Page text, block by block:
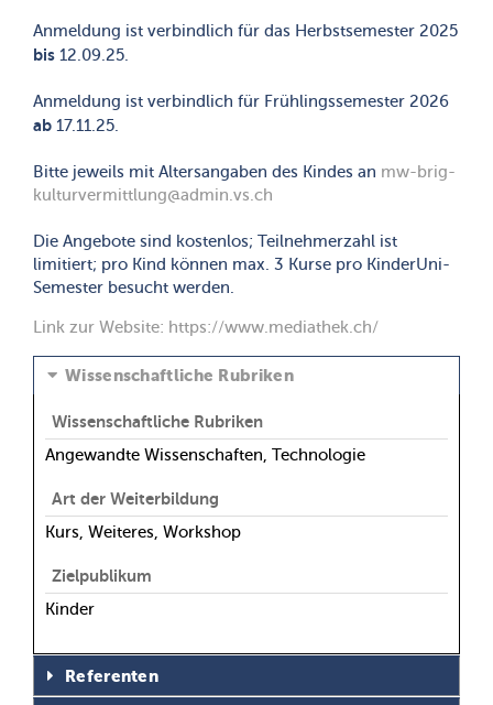
Anmeldung ist verbindlich für das Herbstsemester 2025
bis 12.09.25.
Anmeldung ist verbindlich für Frühlingssemester 2026
ab 17.11.25.
Bitte jeweils mit Altersangaben des Kindes an mw-brig-
kulturvermittlung@admin.vs.ch
Die Angebote sind kostenlos; Teilnehmerzahl ist
limitiert; pro Kind können max. 3 Kurse pro KinderUni-
Semester besucht werden.
Link zur Website: https://www.mediathek.ch/
Wissenschaftliche Rubriken
Wissenschaftliche Rubriken
Angewandte Wissenschaften, Technologie
Art der Weiterbildung
Kurs, Weiteres, Workshop
Zielpublikum
Kinder
Referenten